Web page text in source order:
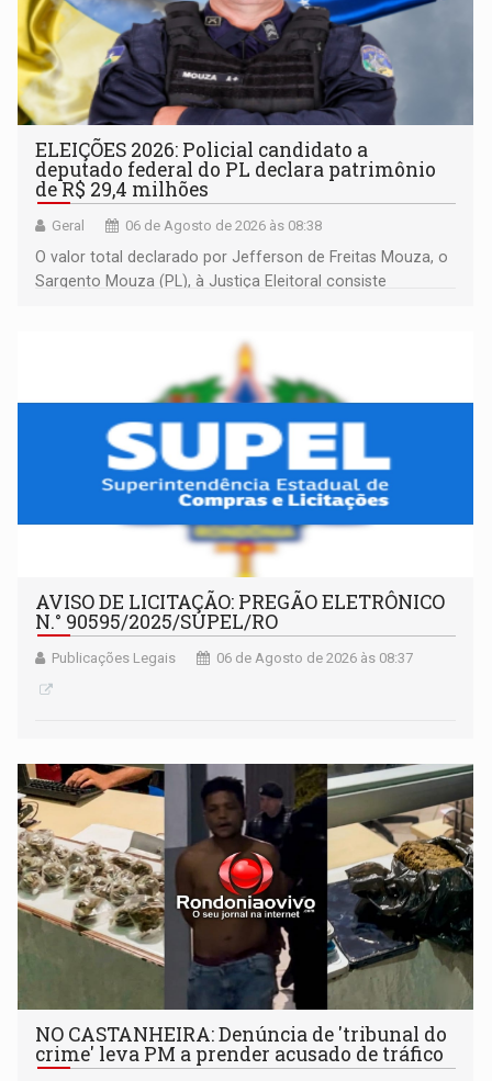
ELEIÇÕES 2026: Policial candidato a
deputado federal do PL declara patrimônio
de R$ 29,4 milhões
Geral 06 de Agosto de 2026 às 08:38
O valor total declarado por Jefferson de Freitas Mouza, o
Sargento Mouza (PL), à Justiça Eleitoral consiste
AVISO DE LICITAÇÃO: PREGÃO ELETRÔNICO
N.° 90595/2025/SUPEL/RO
Publicações Legais 06 de Agosto de 2026 às 08:37
NO CASTANHEIRA: ​Denúncia de 'tribunal do
crime' leva PM a prender acusado de tráfico